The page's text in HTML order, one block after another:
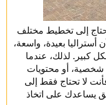
إلى تخطيط مختلف
بعيدة، واسعة،
كبير. لذلك، عندما
أو محتويات
لا تحتاج فقط إلى
يساعدك على اتخاذ